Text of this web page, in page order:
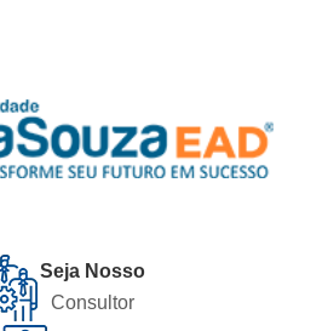
Seja Nosso
Consultor